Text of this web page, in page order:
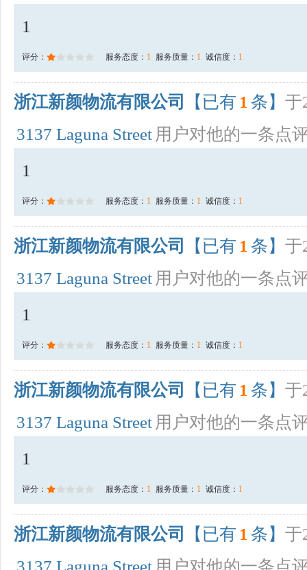
1
评分： 服务态度： 1 服务质量： 1 诚信度： 1
浙江新颜物流有限公司 【已有 1 条】 于
3137 Laguna Street 用户对他的一条点
1
评分： 服务态度： 1 服务质量： 1 诚信度： 1
浙江新颜物流有限公司 【已有 1 条】 于
3137 Laguna Street 用户对他的一条点
1
评分： 服务态度： 1 服务质量： 1 诚信度： 1
浙江新颜物流有限公司 【已有 1 条】 于
3137 Laguna Street 用户对他的一条点
1
评分： 服务态度： 1 服务质量： 1 诚信度： 1
浙江新颜物流有限公司 【已有 1 条】 于
3137 Laguna Street 用户对他的一条点